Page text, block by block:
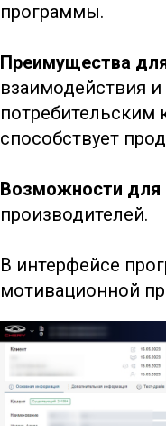
программы.
Преимущества
взаимодействия
потребительским
способствует
Возможности для
производителей.
В интерфейсе
мотивационной